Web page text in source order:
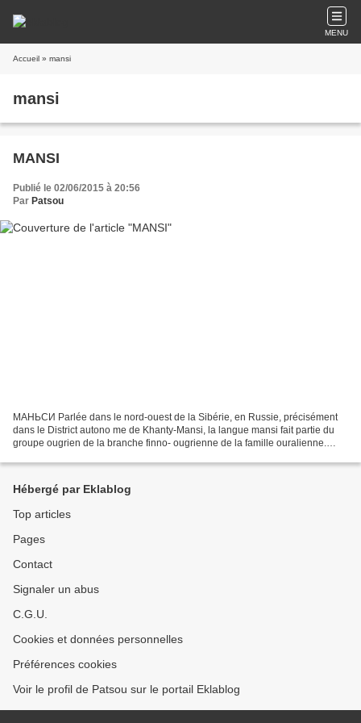
MENU
Accueil » mansi
mansi
MANSI
Publié le 02/06/2015 à 20:56
Par Patsou
МАНЬСИ Parlée dans le nord-ouest de la Sibérie, en Russie, précisément
dans le District autono me de Khanty-Mansi, la langue mansi fait partie du
groupe ougrien de la branche finno- ougrienne de la famille ouralienne.
Hébergé par Eklablog
Top articles
Pages
Contact
Signaler un abus
C.G.U.
Cookies et données personnelles
Préférences cookies
Voir le profil de Patsou sur le portail Eklablog